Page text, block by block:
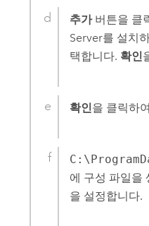
추가버튼을 클
Server를 설치
택합니다. 확인
확인을 클릭하
에 구성 파일을
을 설정합니다.